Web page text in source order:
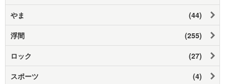
やま (44)
浮間 (255)
ロック (27)
スポーツ (4)